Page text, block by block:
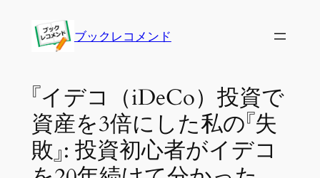
ブックレコメンド
『イデコ（iDeCo）投資で
資産を3倍にした私の『失
敗』: 投資初心者がイデコ